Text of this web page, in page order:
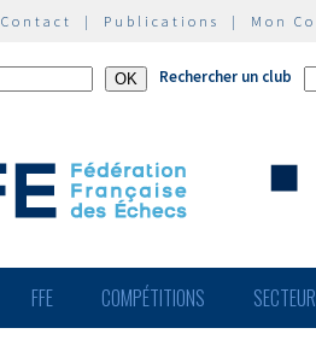
Contact | Publications | Mon
Rechercher un club
FFE COMPÉTITIONS